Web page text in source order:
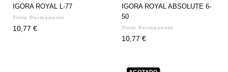
IGORA ROYAL L-77
Tinte Permanente
Precio
10,77 €
IGORA ROYAL ABSOLUTE 6-
50
Tinte Permanente
Precio
10,77 €